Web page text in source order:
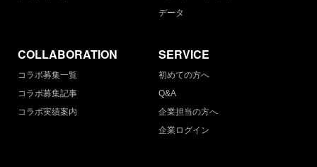
データ
COLLABORATION
コラボ募集一覧
コラボ募集記事
コラボ実績案内
SERVICE
初めての方へ
Q&A
企業担当の方へ
企業ログイン